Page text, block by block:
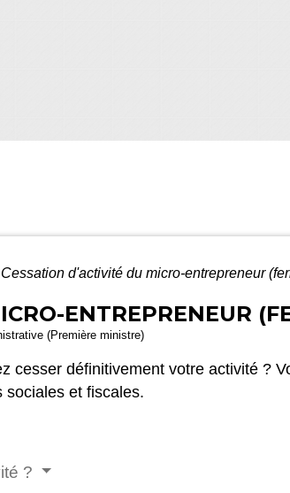
Cessation d'activité du micro-entrepreneur
ENTREPRENEUR
(Première ministre)
cesser définitivement votre activité ?
sociales et fiscales.
?